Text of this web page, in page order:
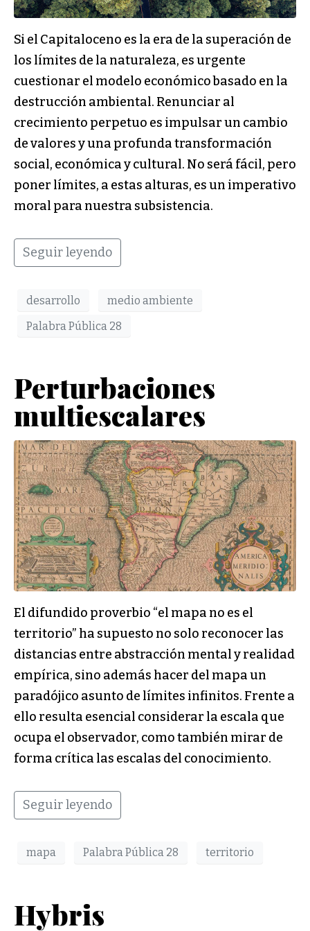
Si el Capitaloceno es la era de la superación de
los límites de la naturaleza, es urgente
cuestionar el modelo económico basado en la
destrucción ambiental. Renunciar al
crecimiento perpetuo es impulsar un cambio
de valores y una profunda transformación
social, económica y cultural. No será fácil, pero
poner límites, a estas alturas, es un imperativo
moral para nuestra subsistencia.
Seguir leyendo
desarrollo
medio ambiente
Palabra Pública 28
Perturbaciones
multiescalares
El difundido proverbio “el mapa no es el
territorio” ha supuesto no solo reconocer las
distancias entre abstracción mental y realidad
empírica, sino además hacer del mapa un
paradójico asunto de límites infinitos. Frente a
ello resulta esencial considerar la escala que
ocupa el observador, como también mirar de
forma crítica las escalas del conocimiento.
Seguir leyendo
mapa Palabra Pública 28 territorio
Hybris